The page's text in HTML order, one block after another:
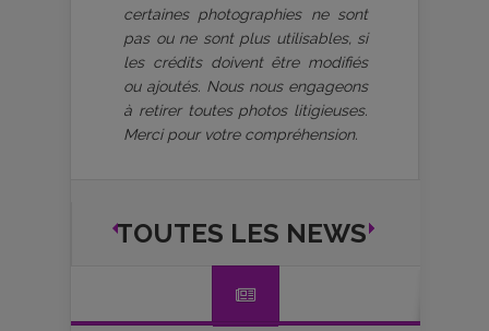
certaines photographies ne sont
pas ou ne sont plus utilisables, si
les crédits doivent être modifiés
ou ajoutés. Nous nous engageons
à retirer toutes photos litigieuses.
Merci pour votre compréhension.
TOUTES LES NEWS